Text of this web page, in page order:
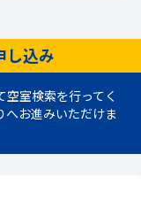
し込み
空室検索を行ってく
へお進みいただけま